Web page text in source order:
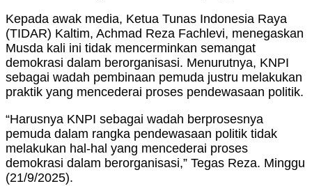
Kepada awak media, Ketua Tunas Indonesia Raya
(TIDAR) Kaltim, Achmad Reza Fachlevi, menegaskan
Musda kali ini tidak mencerminkan semangat
demokrasi dalam berorganisasi. Menurutnya, KNPI
sebagai wadah pembinaan pemuda justru melakukan
praktik yang mencederai proses pendewasaan politik.
“Harusnya KNPI sebagai wadah berprosesnya
pemuda dalam rangka pendewasaan politik tidak
melakukan hal-hal yang mencederai proses
demokrasi dalam berorganisasi,” Tegas Reza. Minggu
(21/9/2025).